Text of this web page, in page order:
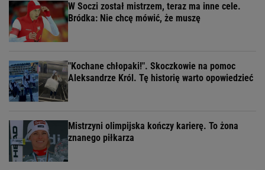
W Soczi został mistrzem, teraz ma inne cele.
Bródka: Nie chcę mówić, że muszę
"Kochane chłopaki!". Skoczkowie na pomoc
Aleksandrze Król. Tę historię warto opowiedzieć
Mistrzyni olimpijska kończy karierę. To żona
znanego piłkarza